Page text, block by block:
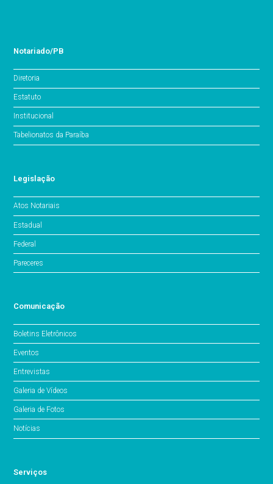
Notariado/PB
Diretoria
Estatuto
Institucional
Tabelionatos da Paraíba
Legislação
Atos Notariais
Estadual
Federal
Pareceres
Comunicação
Boletins Eletrônicos
Eventos
Entrevistas
Galeria de Vídeos
Galeria de Fotos
Notícias
Serviços